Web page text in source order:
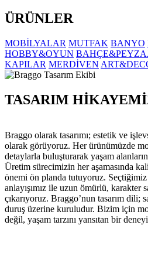
ÜRÜNLER
MOBİLYALAR MUTFAK BANYO
HOBBY&OYUN
KAPILAR MERDİVEN
TASARIM
Braggo olarak tasarımı; estetik ve
olarak görüyoruz. Her ürünümüzde
detaylarla buluşturarak yaşam
Üretim sürecimizin her aşamasında
önemi ön planda tutuyoruz.
anlayışımız ile uzun ömürlü, karakter
çıkarıyoruz. Braggo’nun tasarım dili;
duruş üzerine kuruludur. Bizim için
değil, yaşam tarzını yansıtan bir